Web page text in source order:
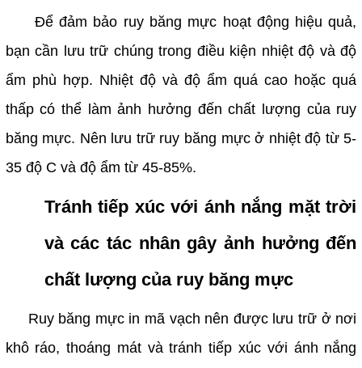
Để đảm bảo ruy băng mực hoạt động hiệu quả,
bạn cần lưu trữ chúng trong điều kiện nhiệt độ và độ
ẩm phù hợp. Nhiệt độ và độ ẩm quá cao hoặc quá
thấp có thể làm ảnh hưởng đến chất lượng của ruy
băng mực. Nên lưu trữ ruy băng mực ở nhiệt độ từ 5-
35 độ C và độ ẩm từ 45-85%.
Tránh tiếp xúc với ánh nắng mặt trời
và các tác nhân gây ảnh hưởng đến
chất lượng của ruy băng mực
Ruy băng mực in mã vạch nên được lưu trữ ở nơi
khô ráo, thoáng mát và tránh tiếp xúc với ánh nắng